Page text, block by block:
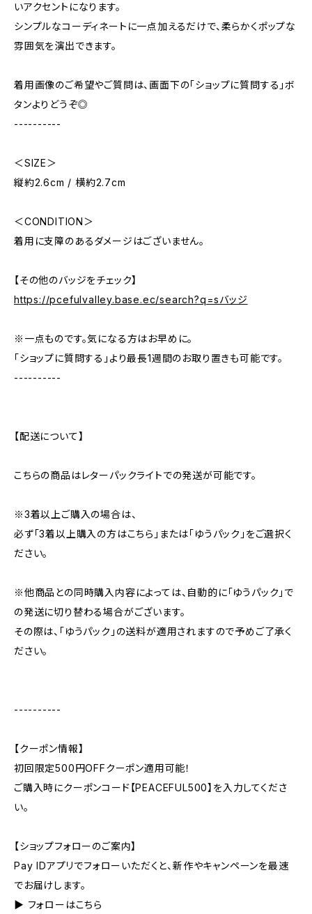
いアクセントになります。
シンプルなコーディネートに一点加えるだけで、柔らかくポップな
雰囲気を演出できます。
着用画像のご希望やご質問は、画面下の「ショップに質問する」ボ
タンよりどうぞ◎
----------
＜SIZE＞
縦約2.6cm / 横約2.7cm
＜CONDITION＞
着用に支障のあるダメージはございません。
【その他のバッジをチェック】
https://pcefulvalley.base.ec/search?q=sバッジ
※一点ものです。気になる方はお早めに。
「ショップに質問する」より最長1週間のお取り置きも可能です。
----------
【配送について】
こちらの商品はレターパックライトでの発送が可能です。
※3着以上ご購入の場合は、
必ず「3着以上購入の方はこちら」または「ゆうパック」をご選択く
ださい。
※他商品との同時購入内容によっては、自動的に「ゆうパック」で
の発送に切り替わる場合がございます。
その際は、「ゆうパック」の送料が適用されますので予めご了承く
ださい。
----------
【クーポン情報】
初回限定500円OFFクーポン適用可能！
ご購入時にクーポンコード【PEACEFUL500】を入力してくださ
い。
【ショップフォローのご案内】
Pay IDアプリでフォローいただくと、新作やキャンペーンを最速
でお届けします。
▶︎ フォローはこちら